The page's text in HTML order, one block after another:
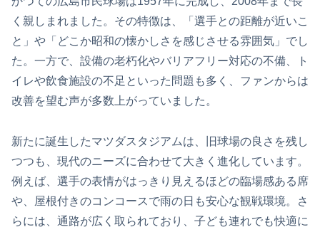
く親しまれました。その特徴は、「選手との距離が近いこ
と」や「どこか昭和の懐かしさを感じさせる雰囲気」でし
た。一方で、設備の老朽化やバリアフリー対応の不備、ト
イレや飲食施設の不足といった問題も多く、ファンからは
改善を望む声が多数上がっていました。
新たに誕生したマツダスタジアムは、旧球場の良さを残し
つつも、現代のニーズに合わせて大きく進化しています。
例えば、選手の表情がはっきり見えるほどの臨場感ある席
や、屋根付きのコンコースで雨の日も安心な観戦環境。さ
らには、通路が広く取られており、子ども連れでも快適に